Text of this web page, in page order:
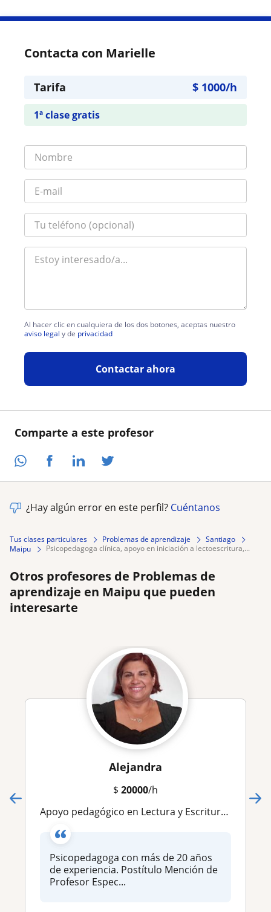
Comparte a este profesor
Contacta con Marielle
Tarifa $ 1000/h
1ª clase gratis
Al hacer clic en cualquiera de los dos botones, aceptas nuestro
aviso legal y de privacidad
Contactar ahora
¿Hay algún error en este perfil? Cuéntanos
Tus clases particulares Problemas de aprendizaje
Santiago
Maipu
psicopedagoga clínica, apoyo en iniciación a lectoescritura,...
Otros profesores de Problemas de
aprendizaje en Maipu que pueden
interesarte
Alejandra
$ 20000/h
Apoyo pedagógico en Lectura y Escritura, Razonamiento Matemático, Estimulación Cognitiva, Técnicas y Hábitos de Estudios
Psicopedagoga con más de 20 años
de experiencia. Postítulo Mención de
Profesor Espec...